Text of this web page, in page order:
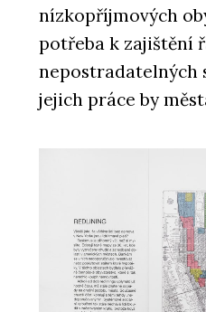
nízkopříjmových
potřeba k zajištění
nepostradatelných
jejich práce by